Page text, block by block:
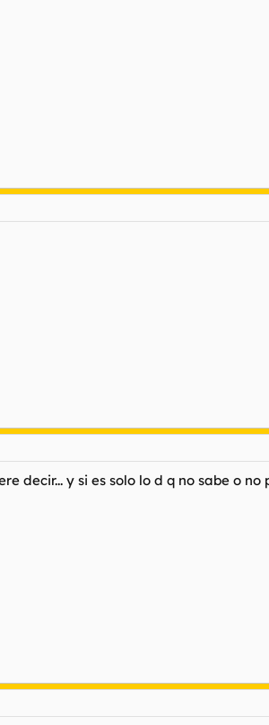
decir... y si es solo lo d q no sabe o